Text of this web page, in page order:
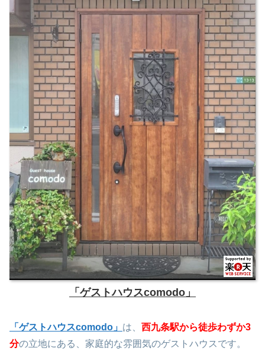
「ゲストハウスcomodo」
「ゲストハウスcomodo」 は、 西九条駅から徒歩わずか3
分の立地にある、家庭的な雰囲気のゲストハウスです。